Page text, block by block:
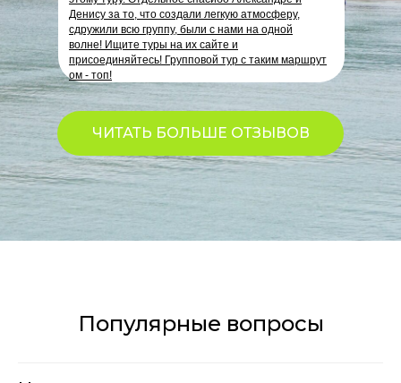
Денису за то, что создали легкую атмосферу,
сдружили всю группу, были с нами на одной
волне! Ищите туры на их сайте и
присоединяйтесь! Групповой тур с таким маршрут
ом - топ!
ЧИТАТЬ БОЛЬШЕ ОТЗЫВОВ
Популярные вопросы